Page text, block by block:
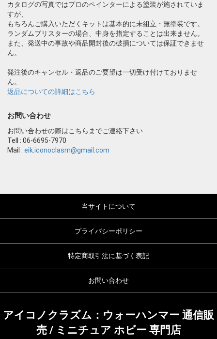
カタログの写真ではプロのペインターによる塗装が施されていま
すが、
もちろんご購入いただくキットは基本的に未組立・無塗装です。
ランダムブリスターの場合、中身を指定することは出来ません。
また、発送中の事故や商品開封後の破損については保証できませ
ん。
発注後のキャンセル・返品のご要望は一切受け付けておりませ
ん。
返品についての詳細はこちら
お問い合わせ
お問い合わせの際はこちらまでご連絡下さい
Tell : 06-6695-7970
Mail : eik.iconoclasm@gmail.com
当サイトについて
プライバシーポリシー
特定商取引法に基づく表記
お問い合わせ
アイコノクラズム：ウォーハンマー 通信販
売 / ミニチュア ホビー 専門店